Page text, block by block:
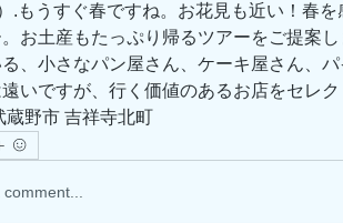
）.もうすぐ春ですね。お花見も近い！春
。お土産もたっぷり帰るツアーをご提案
、小さなパン屋さん、ケーキ屋さん、パ
いですが、行く価値のあるお店をセレ
蔵野市 吉祥寺北町